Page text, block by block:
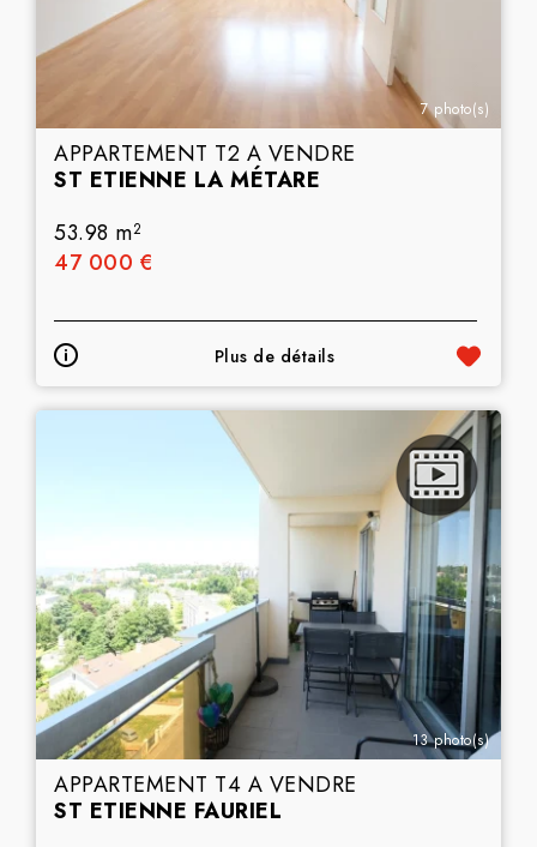
7 photo(s)
APPARTEMENT T2 A VENDRE
ST ETIENNE LA MÉTARE
53.98 m2
47 000 €
Plus de détails
13 photo(s)
APPARTEMENT T4 A VENDRE
ST ETIENNE FAURIEL